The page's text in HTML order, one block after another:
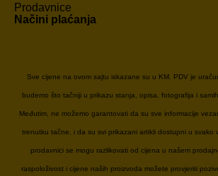
Prodavnice
Načini plaćanja
Sve cijene na ovom sajtu iskazane su u KM. PDV je
budemo što tačniji u prikazu stanja, opisa, fotografija i
Međutim, ne možemo garantovati da su sve informacije
trenutku tačne, i da su svi prikazani artikli dostupni u svako
prodavnici se mogu razlikovati od cijena u našem
raspoloživost i cijene naših proizvoda možete provjeriti